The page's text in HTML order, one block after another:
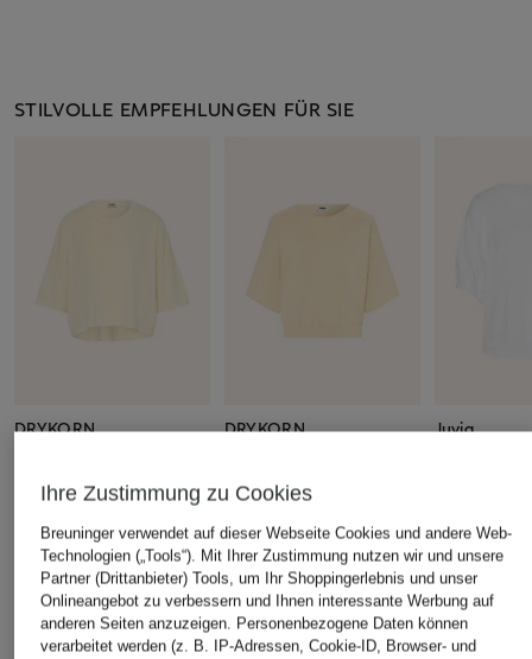
STILVOLLE EMPFEHLUNGEN FÜR SIE
DRYKORN
CHF 90
DRYKORN
CHF 169
Juvia
ÄHNLICHE ARTIKEL ENTDECKEN
Ihre Zustimmung zu Cookies
Breuninger verwendet auf dieser Webseite Cookies und andere Web-
Technologien („Tools“). Mit Ihrer Zustimmung nutzen wir und unsere
Partner (Drittanbieter) Tools, um Ihr Shoppingerlebnis und unser
Onlineangebot zu verbessern und Ihnen interessante Werbung auf
anderen Seiten anzuzeigen. Personenbezogene Daten können
verarbeitet werden (z. B. IP-Adressen, Cookie-ID, Browser- und